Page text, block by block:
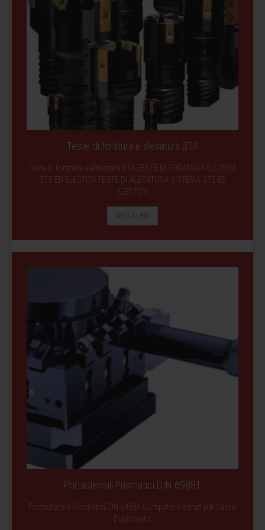
Teste di foratura e alesatura BTA
Teste di foratura e alesatura BTA TESTE DI FORATURA SISTEMA
STS ED EJECTOR TESTE DI ALESATURA SISTEMA STS ED
EJECTOR
VEDI DI PIÙ
Portautensili Prismatici DIN 69881
Portautensili Prismatici DIN 69881 Compatibili Baruffaldi Sauter
Duplomatic